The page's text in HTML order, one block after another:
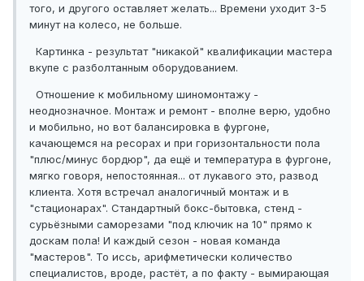
того, и другого оставляет желать... Времени уходит 3-5
минут на колесо, не больше.
Картинка - результат "никакой" квалификации мастера
вкупе с разболтанным оборудованием.
Отношение к мобильному шиномонтажу -
неоднозначное. Монтаж и ремонт - вполне верю, удобно
и мобильно, но вот балансировка в фургоне,
качающемся на ресорах и при горизонтальности пола
"плюс/минус бордюр", да ещё и температура в фургоне,
мягко говоря, непостоянная... от лукавого это, развод
клиента. Хотя встречал аналогичный монтаж и в
"стационарах". Стандартный бокс-бытовка, стенд -
сурьёзными саморезами "под ключик на 10" прямо к
доскам пола! И каждый сезон - новая команда
"мастеров". То иссь, арифметически количество
специалистов, вроде, растёт, а по факту - вымирающая